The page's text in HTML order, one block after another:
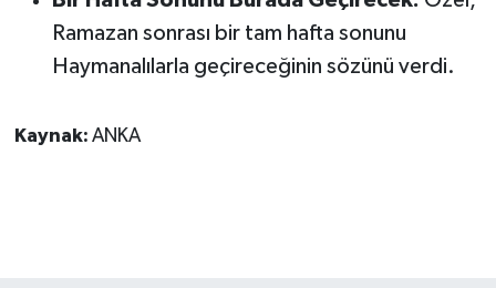
Ramazan sonrası bir tam hafta sonunu
Haymanalılarla geçireceğinin sözünü verdi.
Kaynak: ANKA